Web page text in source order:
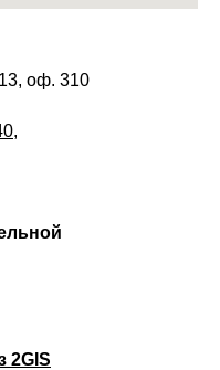
оф. 310
,
2GIS